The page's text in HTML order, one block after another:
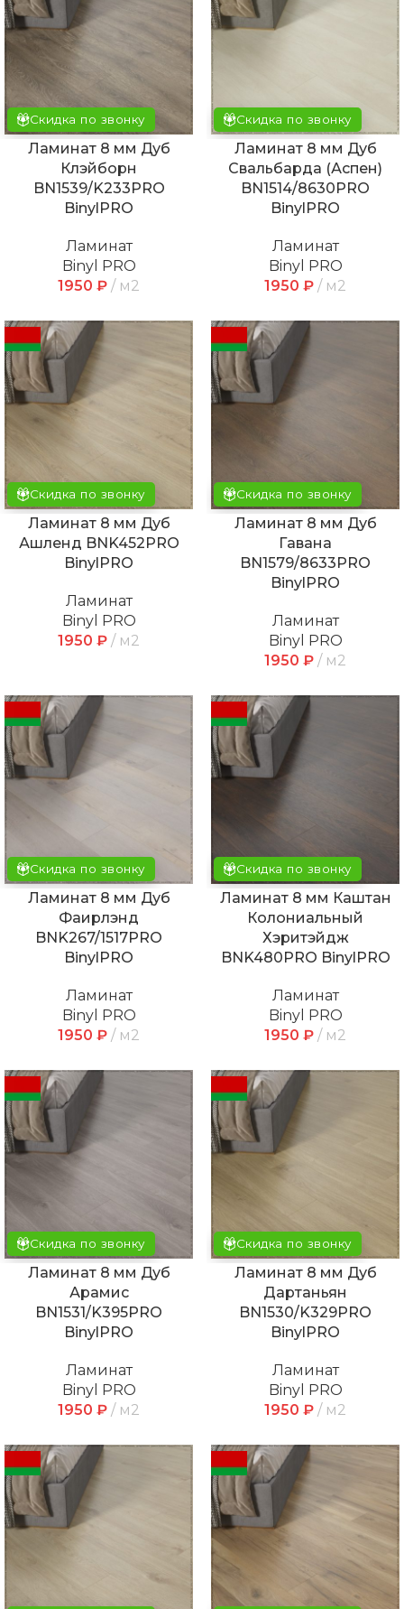
Скидка по звонку
Ламинат 8 мм Дуб
Клэйборн
BN1539/K233PRO
BinylPRO
Ламинат
Binyl PRO
1950 ₽ м2
Скидка по звонку
Ламинат 8 мм Дуб
Свальбарда (Аспен)
BN1514/8630PRO
BinylPRO
Ламинат
Binyl PRO
1950 ₽ м2
Скидка по звонку
Ламинат 8 мм Дуб
Ашленд BNK452PRO
BinylPRO
Ламинат
Binyl PRO
1950 ₽ м2
Скидка по звонку
Ламинат 8 мм Дуб
Гавана
BN1579/8633PRO
BinylPRO
Ламинат
Binyl PRO
1950 ₽ м2
Скидка по звонку
Ламинат 8 мм Дуб
Фаирлэнд
BNK267/1517PRO
BinylPRO
Ламинат
Binyl PRO
1950 ₽ м2
Скидка по звонку
Ламинат 8 мм Каштан
Колониальный
Хэритэйдж
BNK480PRO BinylPRO
Ламинат
Binyl PRO
1950 ₽ м2
Скидка по звонку
Ламинат 8 мм Дуб
Арамис
BN1531/K395PRO
BinylPRO
Ламинат
Binyl PRO
1950 ₽ м2
Скидка по звонку
Ламинат 8 мм Дуб
Дартаньян
BN1530/K329PRO
BinylPRO
Ламинат
Binyl PRO
1950 ₽ м2